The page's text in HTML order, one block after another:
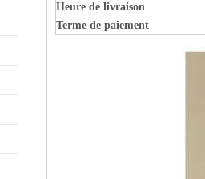
Heure de livraison
Terme de paiement